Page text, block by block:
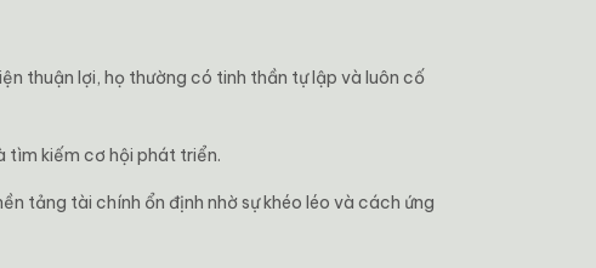
thuận lợi, họ thường có tinh thần tự lập và luôn cố
tìm kiếm cơ hội phát triển.
tảng tài chính ổn định nhờ sự khéo léo và cách ứng